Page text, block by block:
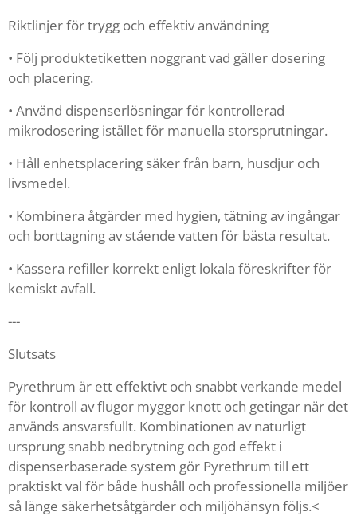
Riktlinjer för trygg och effektiv användning
• Följ produktetiketten noggrant vad gäller dosering
och placering.
• Använd dispenserlösningar för kontrollerad
mikrodosering istället för manuella storsprutningar.
• Håll enhetsplacering säker från barn, husdjur och
livsmedel.
• Kombinera åtgärder med hygien, tätning av ingångar
och borttagning av stående vatten för bästa resultat.
• Kassera refiller korrekt enligt lokala föreskrifter för
kemiskt avfall.
---
Slutsats
Pyrethrum är ett effektivt och snabbt verkande medel
för kontroll av flugor myggor knott och getingar när det
används ansvarsfullt. Kombinationen av naturligt
ursprung snabb nedbrytning och god effekt i
dispenserbaserade system gör Pyrethrum till ett
praktiskt val för både hushåll och professionella miljöer
så länge säkerhetsåtgärder och miljöhänsyn följs.<